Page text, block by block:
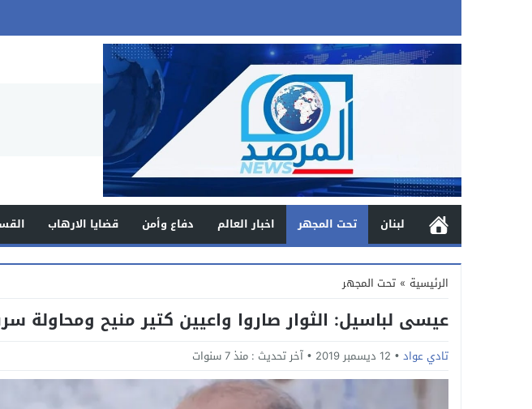
لبنان تحت المجهر اخبار العالم دفاع وأمن قضايا الارهاب
الرئيسية » تحت المجهر
عيسى لباسيل: الثوار صاروا واعيين كتير منيح ومحاولة
تادي عواد 12 ديسمبر 2019 آخر تحديث : منذ 7 سنوات